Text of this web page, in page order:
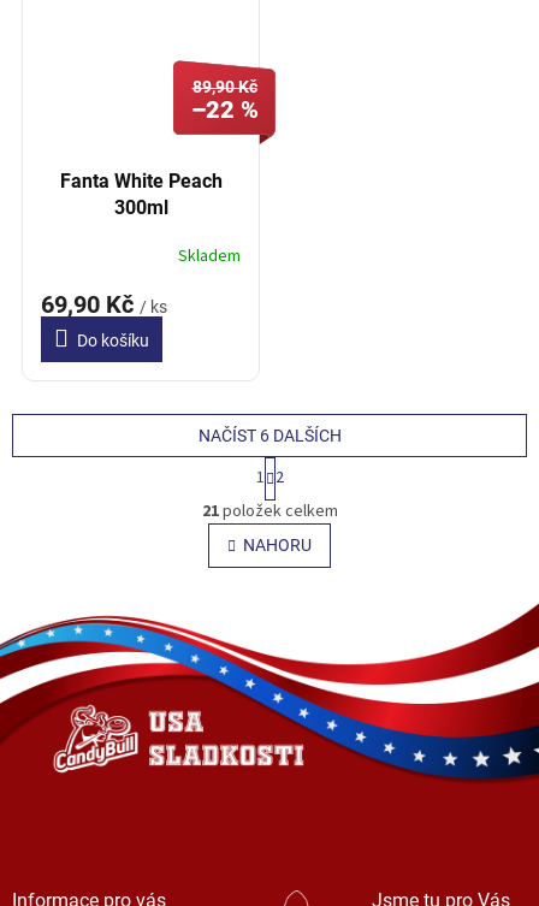
89,90 Kč
–22 %
Fanta White Peach
300ml
Skladem
69,90 Kč / ks
Do košíku
O
v
l
á
í
p
r
k
y
NAČÍST 6 DALŠÍCH
S
t
r
á
n
k
n
í
1 2
21položek celkem
NAHORU
á
p
a
í
Informace pro vás Jsme tu pro Vás